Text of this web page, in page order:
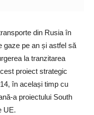
din Rusia în
gaze pe an și astfel să
la tranzitarea
proiect strategic
în același timp cu
a proiectului South
UE.